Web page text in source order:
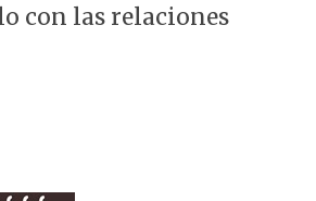
con las relaciones